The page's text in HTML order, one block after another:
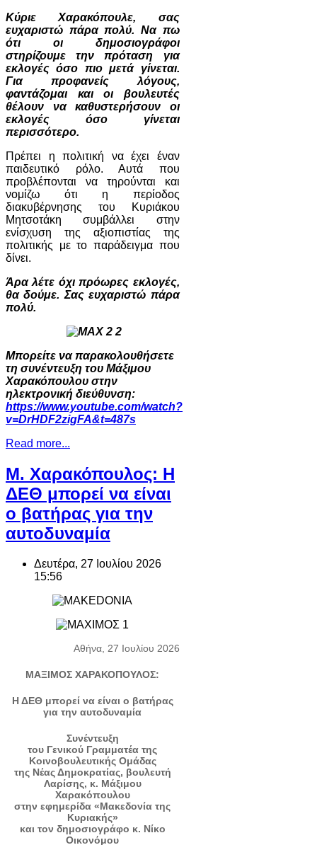
Κύριε Χαρακόπουλε, σας
ευχαριστώ πάρα πολύ. Να πω
ότι οι δημοσιογράφοι
στηρίζουμε την πρόταση για
εκλογές όσο πιο μετά γίνεται.
Για προφανείς λόγους,
φαντάζομαι και οι βουλευτές
θέλουν να καθυστερήσουν οι
εκλογές όσο γίνεται
περισσότερο.
Πρέπει η πολιτική να έχει έναν
παιδευτικό ρόλο. Αυτά που
προβλέπονται να τηρούνται και
νομίζω ότι η περίοδος
διακυβέρνησης του Κυριάκου
Μητσοτάκη συμβάλλει στην
ενίσχυση της αξιοπιστίας της
πολιτικής με το παράδειγμα που
δίνει.
Άρα λέτε όχι πρόωρες εκλογές,
θα δούμε. Σας ευχαριστώ πάρα
πολύ.
Μπορείτε να παρακολουθήσετε
τη συνέντευξη του Μάξιμου
Χαρακόπουλου στην
ηλεκτρονική διεύθυνση:
https://www.youtube.com/watch?
v=DrHDF2zigFA&t=487s
Read more...
Μ. Χαρακόπουλος: Η
ΔΕΘ μπορεί να είναι
ο βατήρας για την
αυτοδυναμία
Δευτέρα, 27 Ιουλίου 2026
15:56
Αθήνα, 27 Ιουλίου 2026
ΜΑΞΙΜΟΣ ΧΑΡΑΚΟΠΟΥΛΟΣ:
Η ΔΕΘ μπορεί να είναι ο βατήρας
για την αυτοδυναμία
Συνέντευξη
του Γενικού Γραμματέα της
Κοινοβουλευτικής Ομάδας
της Νέας Δημοκρατίας, βουλευτή
Λαρίσης, κ. Μάξιμου
Χαρακόπουλου
στην εφημερίδα «Μακεδονία της
Κυριακής»
και τον δημοσιογράφο κ. Νίκο
Οικονόμου